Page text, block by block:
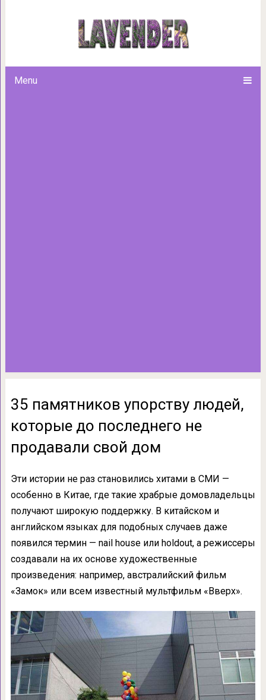
Menu
35 памятников упорству
35 памятников упорству людей,
которые до последнего не
продавали свой дом
Эти истории не раз становились хитами в СМИ —
особенно в Китае, где такие храбрые домовладельцы
получают широкую поддержку. В китайском и
английском языках для подобных случаев даже
появился термин — nail house или holdout, а режиссеры
создавали на их основе художественные
произведения: например, австралийский фильм
«Замок» или всем известный мультфильм «Вверх».